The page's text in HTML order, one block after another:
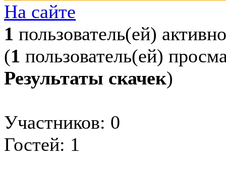
На сайте
1 пользователь(ей) активно
(1 пользователь(ей)
Результаты скачек)
Участников: 0
Гостей: 1